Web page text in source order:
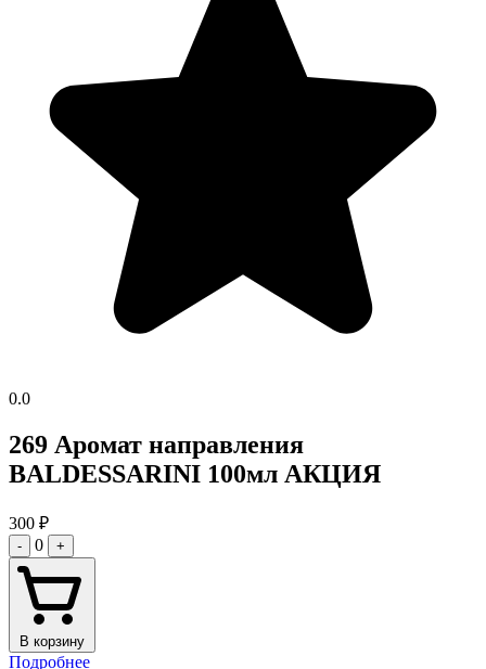
0.0
269 Аромат направления
BALDESSARINI 100мл АКЦИЯ
300 ₽
- 0 +
В корзину
Подробнее